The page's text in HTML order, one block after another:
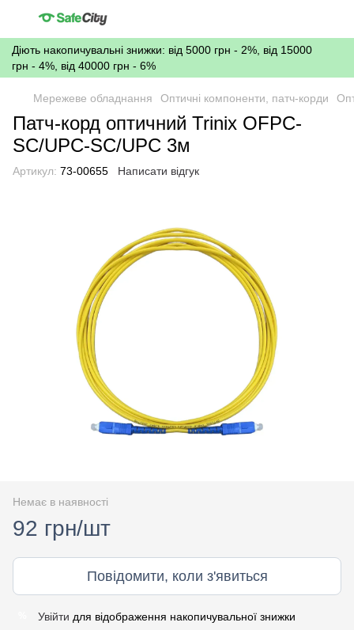
Діють накопичувальні знижки: від 5000 грн - 2%, від 15000
грн - 4%, від 40000 грн - 6%
Мережеве обладнання Оптичні компоненти, патч-корди
Патч-корд оптичний Trinix OFPC-
SC/UPC-SC/UPC 3м
Артикул: 73-00655 Написати відгук
Немає в наявності
92 грн/шт
Повідомити, коли з'явиться
Увійти для відображення накопичувальної знижки